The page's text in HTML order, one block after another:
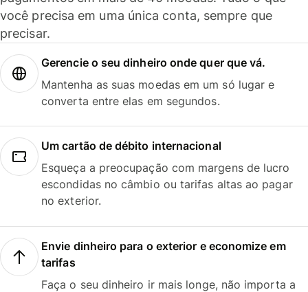
você precisa em uma única conta, sempre que
precisar.
Gerencie o seu dinheiro onde quer que vá.
Mantenha as suas moedas em um só lugar e
converta entre elas em segundos.
Um cartão de débito internacional
Esqueça a preocupação com margens de lucro
escondidas no câmbio ou tarifas altas ao pagar
no exterior.
Envie dinheiro para o exterior e economize em
tarifas
Faça o seu dinheiro ir mais longe, não importa a